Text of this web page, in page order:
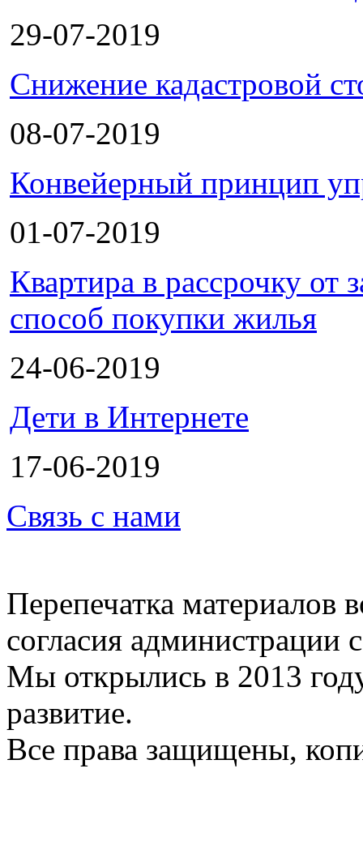
29-07-2019
Снижение кадастровой
08-07-2019
Конвейерный принцип
01-07-2019
Квартира в рассрочку
способ покупки жилья
24-06-2019
Дети в Интернете
17-06-2019
Связь с нами
Перепечатка материалов
согласия администрации
Мы открылись в 2013
развитие.
Все права защищены,